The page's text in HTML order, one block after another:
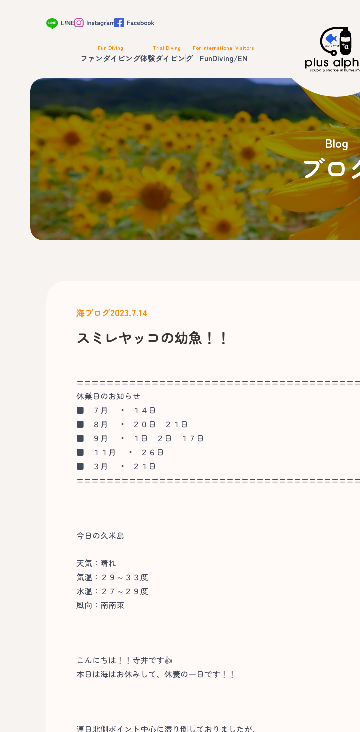
Fun Diving
ファンダイビング
Trial Diving
体験ダイビング
For International Visitors
FunDiving/EN
Blog
ブロ
海ブログ2023.7.14
スミレヤッコの幼魚！！
休業日のお知らせ
■ ７月 → １４日
■ ８月 → ２０日 ２１日
■ ９月 → １日 ２日 １７日
■ １１月 → ２６日
■ ３月 → ２１日
今日の久米島
天気：晴れ
気温：２９～３３度
水温：２７～２９度
風向：南南東
こんにちは！！寺井です👍
本日は海はお休みして、休養の一日です！！
連日北側ポイント中心に潜り倒しておりましたが、